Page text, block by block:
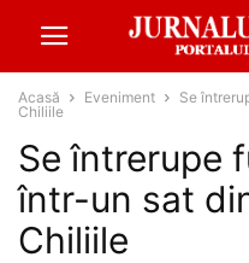
Acasă Eveniment
Se
Chiliile
Se întrerupe
într-un sat
Chiliile